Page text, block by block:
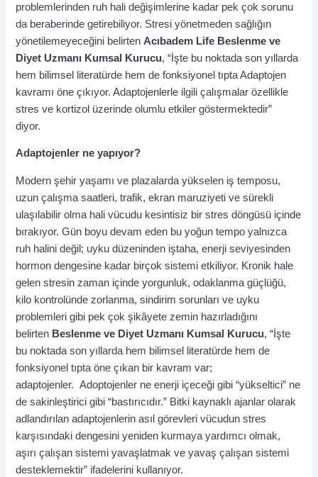
problemlerinden ruh hali değişimlerine kadar pek çok sorunu
da beraberinde getirebiliyor. Stresi yönetmeden sağlığın
yönetilemeyeceğini belirten Acıbadem Life Beslenme ve
Diyet Uzmanı Kumsal Kurucu, “İşte bu noktada son yıllarda
hem bilimsel literatürde hem de fonksiyonel tıpta Adaptojen
kavramı öne çıkıyor. Adaptojenlerle ilgili çalışmalar özellikle
stres ve kortizol üzerinde olumlu etkiler göstermektedir”
diyor.
Adaptojenler ne yapıyor?
Modern şehir yaşamı ve plazalarda yükselen iş temposu,
uzun çalışma saatleri, trafik, ekran maruziyeti ve sürekli
ulaşılabilir olma hali vücudu kesintisiz bir stres döngüsü içinde
bırakıyor. Gün boyu devam eden bu yoğun tempo yalnızca
ruh halini değil; uyku düzeninden iştaha, enerji seviyesinden
hormon dengesine kadar birçok sistemi etkiliyor. Kronik hale
gelen stresin zaman içinde yorgunluk, odaklanma güçlüğü,
kilo kontrolünde zorlanma, sindirim sorunları ve uyku
problemleri gibi pek çok şikâyete zemin hazırladığını
belirten Beslenme ve Diyet Uzmanı Kumsal Kurucu, “İşte
bu noktada son yıllarda hem bilimsel literatürde hem de
fonksiyonel tıpta öne çıkan bir kavram var;
adaptojenler. Adoptojenler ne enerji içeceği gibi “yükseltici” ne
de sakinleştirici gibi “bastırıcıdır.” Bitki kaynaklı ajanlar olarak
adlandırılan adaptojenlerin asıl görevleri vücudun stres
karşısındaki dengesini yeniden kurmaya yardımcı olmak,
aşırı çalışan sistemi yavaşlatmak ve yavaş çalışan sistemi
desteklemektir” ifadelerini kullanıyor.